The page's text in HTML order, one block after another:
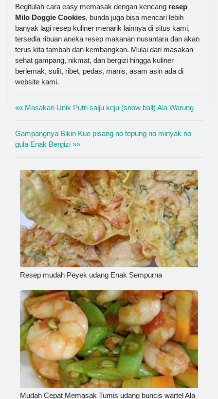
Begitulah cara easy memasak dengan kencang resep
Milo Doggie Cookies, bunda juga bisa mencari lebih
banyak lagi resep kuliner menarik lainnya di situs kami,
tersedia ribuan aneka resep makanan nusantara dan akan
terus kita tambah dan kembangkan. Mulai dari masakan
sehat gampang, nikmat, dan bergizi hingga kuliner
berlemak, sulit, ribet, pedas, manis, asam asin ada di
website kami.
«« Masakan Unik Putri salju keju (snow ball) Ala Warung
Gampangnya Bikin Kue pisang no tepung no minyak no
gula Enak Bergizi »»
Resep mudah Peyek udang Enak Sempurna
Mudah Cepat Memasak Tumis udang buncis wartel Ala